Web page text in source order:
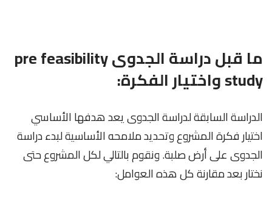
ما قبل دراسة الجدوى pre feasibility
study واختيار الفكرة:
الدراسة السابقة لدراسة الجدوى يعد هدفها الأساسي
اختيار فكرة المشروع وتحديد ملامحه الأساسية لبدء دراسة
الجدوى على أرض صلبة. ونقوم بالتالي لكل المشروع حتى
نختار بعد مقارنة كل هذه العوامل: